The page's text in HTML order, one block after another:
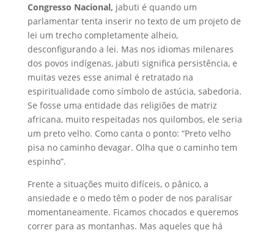
Congresso Nacional, jabuti é quando um
parlamentar tenta inserir no texto de um projeto de
lei um trecho completamente alheio,
desconfigurando a lei. Mas nos idiomas milenares
dos povos indígenas, jabuti significa persistência, e
muitas vezes esse animal é retratado na
espiritualidade como símbolo de astúcia, sabedoria.
Se fosse uma entidade das religiões de matriz
africana, muito respeitadas nos quilombos, ele seria
um preto velho. Como canta o ponto: “Preto velho
pisa no caminho devagar. Olha que o caminho tem
espinho”.
Frente a situações muito difíceis, o pânico, a
ansiedade e o medo têm o poder de nos paralisar
momentaneamente. Ficamos chocados e queremos
correr para as montanhas. Mas aqueles que há